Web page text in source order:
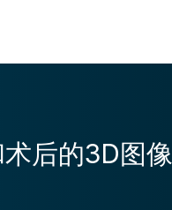
后的3D图像